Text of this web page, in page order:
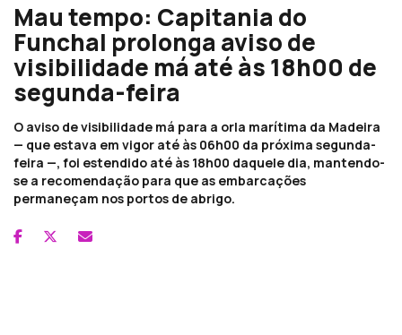
Mau tempo: Capitania do
Funchal prolonga aviso de
visibilidade má até às 18h00 de
segunda-feira
O aviso de visibilidade má para a orla marítima da Madeira
— que estava em vigor até às 06h00 da próxima segunda-
feira —, foi estendido até às 18h00 daquele dia, mantendo-
se a recomendação para que as embarcações
permaneçam nos portos de abrigo.